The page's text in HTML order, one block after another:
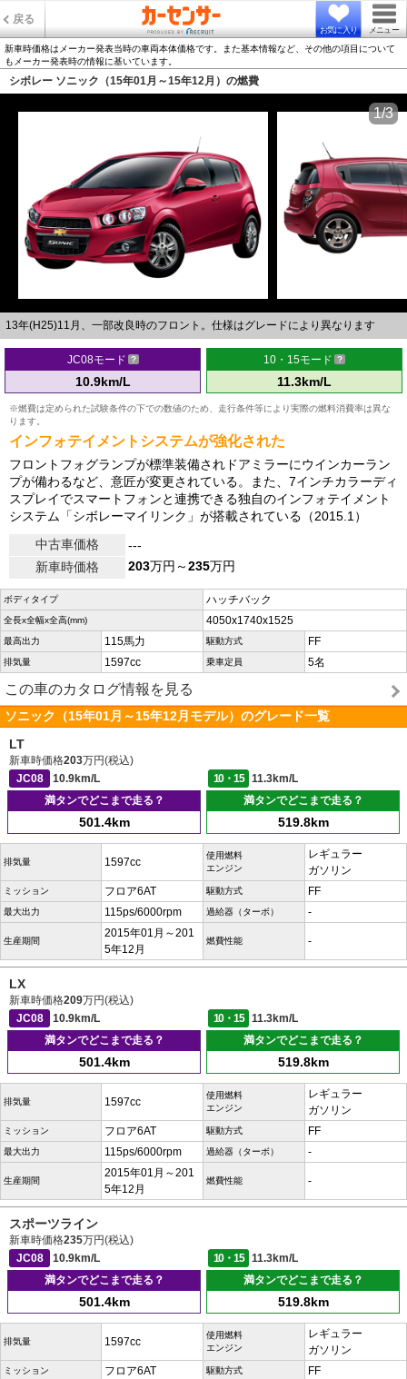
戻る
お気に入り メニュー
新車時価格はメーカー発表当時の車両本体価格です。また基本情報など、その他の項目について
もメーカー発表時の情報に基いています。
シボレー ソニック（15年01月～15年12月）の燃費
13年(H25)11月、一部改良時のフロント。仕様はグレードにより異なります
1/3
JC08モード
10.9km/L
10・15モード
11.3km/L
※燃費は定められた試験条件の下での数値のため、走行条件等により実際の燃料消費率は異な
ります。
インフォテイメントシステムが強化された
フロントフォグランプが標準装備されドアミラーにウインカーラン
プが備わるなど、意匠が変更されている。また、7インチカラーディ
スプレイでスマートフォンと連携できる独自のインフォテイメント
システム「シボレーマイリンク」が搭載されている（2015.1）
中古車価格
---
新車時価格
203万円～235万円
ボディタイプ ハッチバック
全長x全幅x全高(mm) 4050x1740x1525
最高出力 115馬力 駆動方式 FF
排気量 1597cc 乗車定員 5名
この車のカタログ情報を見る
ソニック（15年01月～15年12月モデル）のグレード一覧
LT
新車時価格203万円(税込)
JC08
10.9km/L 10・15
11.3km/L
満タンでどこまで走る？
501.4km
満タンでどこまで走る？
519.8km
排気量 1597cc
使用燃料
エンジン
レギュラー
ガソリン
ミッション フロア6AT 駆動方式 FF
最大出力 115ps/6000rpm 過給器（ターボ） -
生産期間
2015年01月～201
5年12月
燃費性能 -
LX
新車時価格209万円(税込)
JC08
10.9km/L 10・15
11.3km/L
満タンでどこまで走る？
501.4km
満タンでどこまで走る？
519.8km
排気量 1597cc
使用燃料
エンジン
レギュラー
ガソリン
ミッション フロア6AT 駆動方式 FF
最大出力 115ps/6000rpm 過給器（ターボ） -
生産期間
2015年01月～201
5年12月
燃費性能 -
スポーツライン
新車時価格235万円(税込)
JC08
10.9km/L 10・15
11.3km/L
満タンでどこまで走る？
501.4km
満タンでどこまで走る？
519.8km
排気量 1597cc
使用燃料
エンジン
レギュラー
ガソリン
ミッション フロア6AT 駆動方式 FF